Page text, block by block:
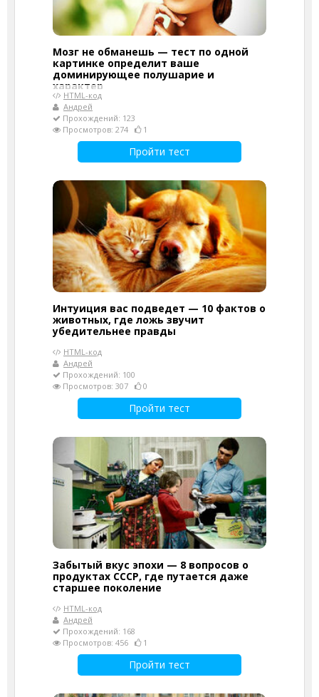
Мозг не обманешь — тест по одной
картинке определит ваше
доминирующее полушарие и
характер
HTML-код
Андрей
Прохождений: 123
Просмотров: 274
1
Пройти тест
Интуиция вас подведет — 10 фактов о
животных, где ложь звучит
убедительнее правды
HTML-код
Андрей
Прохождений: 100
Просмотров: 307
0
Пройти тест
Забытый вкус эпохи — 8 вопросов о
продуктах СССР, где путается даже
старшее поколение
HTML-код
Андрей
Прохождений: 168
Просмотров: 456
1
Пройти тест